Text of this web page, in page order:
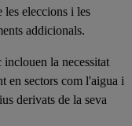
les eleccions i les
addicionals.
la necessitat
en sectors com l'aigua i
derivats de la seva